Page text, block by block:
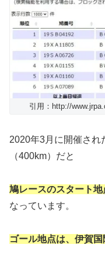
引用：http://
2020年3月に開催され
（400km）だと
鳩レースのスタート
なっています。
ゴール地点は、伊賀